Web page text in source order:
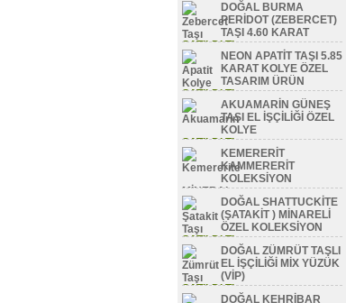
DOĞAL BURMA
PERİDOT (ZEBERCET)
TAŞI 4.60 KARAT
SATILDI TL
NEON APATİT TAŞI 5.85
KARAT KOLYE ÖZEL
TASARIM ÜRÜN
SATILDI TL
AKUAMARİN GÜNEŞ
TAŞI EL İŞÇİLİĞİ ÖZEL
KOLYE
SATILDI TL
KEMERERİT
KAMMERERİT
KOLEKSİYON
MİNERAL
SATILDI TLDOĞAL SHATTUCKİTE
(ŞATAKİT ) MİNARELİ
ÖZEL KOLEKSİYON
SATILDI TL
DOĞAL ZÜMRÜT TAŞLI
EL İŞÇİLİĞİ MİX YÜZÜK
(VİP)
SATILDI TL
DOĞAL KEHRİBAR